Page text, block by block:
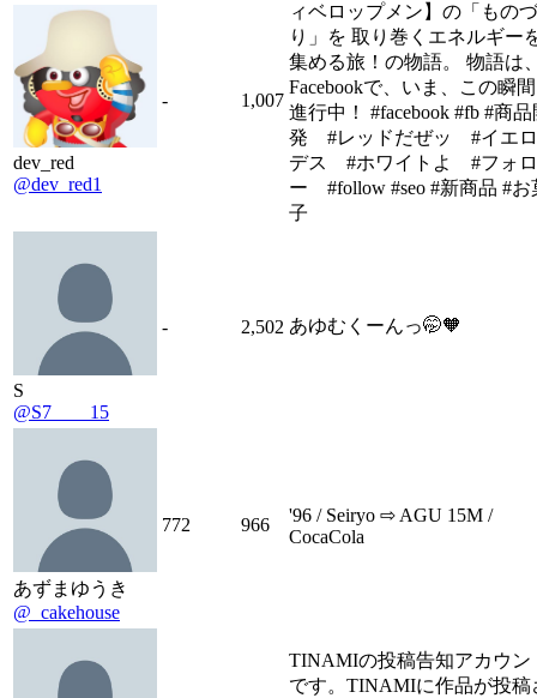
dev_red
@dev_red1
- 1,007
ィベロップメン】の「もの
り」を 取り巻くエネルギー
集める旅！の物語。 物語は
Facebookで、いま、この瞬
進行中！ #facebook #fb #商品
発 #レッドだぜッ #イエ
デス #ホワイトよ #フォロ
ー #follow #seo #新商品 #お
子
S
@S7____15
- 2,502 あゆむくーんっ🤭🧡
あずまゆうき
@_cakehouse
772 966
'96 / Seiryo ⇨ AGU 15M /
CocaCola
TINAMIの投稿告知アカウン
です。TINAMIに作品が投稿